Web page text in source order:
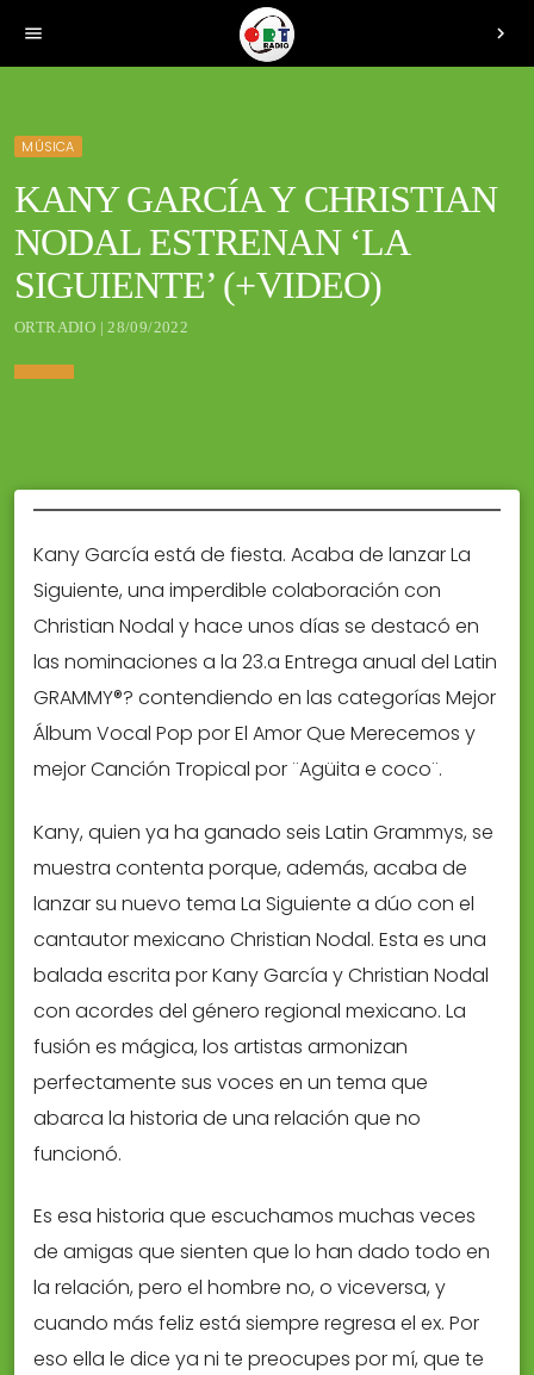
menu chevron_right
MÚSICA
KANY GARCÍA Y CHRISTIAN
NODAL ESTRENAN ‘LA
SIGUIENTE’ (+VIDEO)
ORTRADIO | 28/09/2022
Kany García está de fiesta. Acaba de lanzar La
Siguiente, una imperdible colaboración con
Christian Nodal y hace unos días se destacó en
las nominaciones a la 23.a Entrega anual del Latin
GRAMMY®? contendiendo en las categorías Mejor
Álbum Vocal Pop por El Amor Que Merecemos y
mejor Canción Tropical por ¨Agüita e coco¨.
Kany, quien ya ha ganado seis Latin Grammys, se
muestra contenta porque, además, acaba de
lanzar su nuevo tema La Siguiente a dúo con el
cantautor mexicano Christian Nodal. Esta es una
balada escrita por Kany García y Christian Nodal
con acordes del género regional mexicano. La
fusión es mágica, los artistas armonizan
perfectamente sus voces en un tema que
abarca la historia de una relación que no
funcionó.
Es esa historia que escuchamos muchas veces
de amigas que sienten que lo han dado todo en
la relación, pero el hombre no, o viceversa, y
cuando más feliz está siempre regresa el ex. Por
eso ella le dice ya ni te preocupes por mí, que te